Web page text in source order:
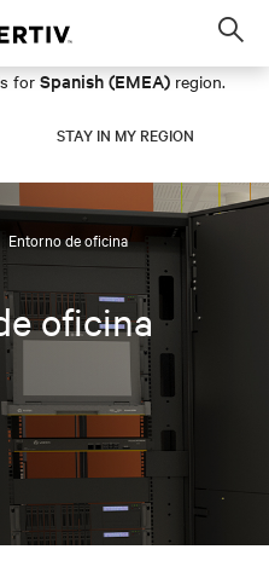
for Spanish (EMEA) region.
STAY IN MY REGION
Entorno de oficina
oficina